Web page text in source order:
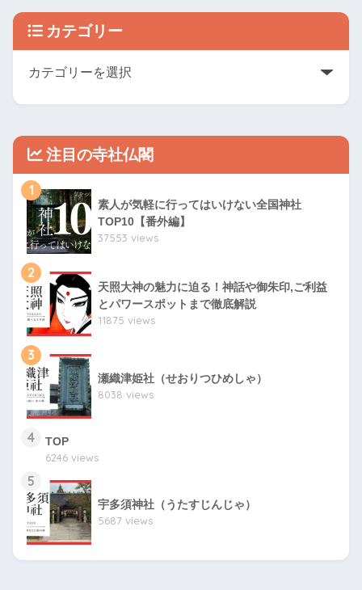
カテゴリー
注目の寺社仏閣
1
素人が気軽に行ってはいけない全国神社
TOP10【番外編】
37553 views
2
天照大神の魅力に迫る！神話や御朱印,ご利益
とパワースポットまで徹底解説
11875 views
3
瀬織津姫社（せおりつひめしゃ）
8038 views
4
TOP
6246 views
5
宇多須神社（うたすじんじゃ）
5687 views